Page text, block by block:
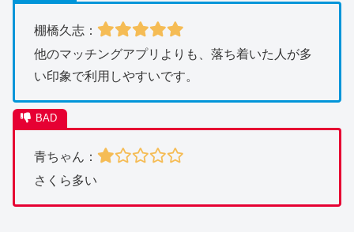
棚橋久志：
他のマッチングアプリよりも、落ち着いた人が多
い印象で利用しやすいです。
青ちゃん：
さくら多い